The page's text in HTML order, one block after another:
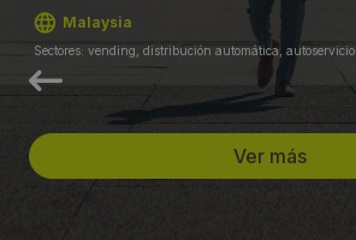
Malaysia
Sectores: vending, distribución automática, autoservicio
Ver más